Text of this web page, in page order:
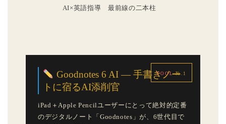
AI×英語指導 最前線の二本柱
TOOL№.1
Goodnotes 6 AI — 手書きノー
トに宿るAI添削官
iPad＋Apple Pencilユーザーにとって絶対的定番
のデジタルノート「Goodnotes」が、6世代目で